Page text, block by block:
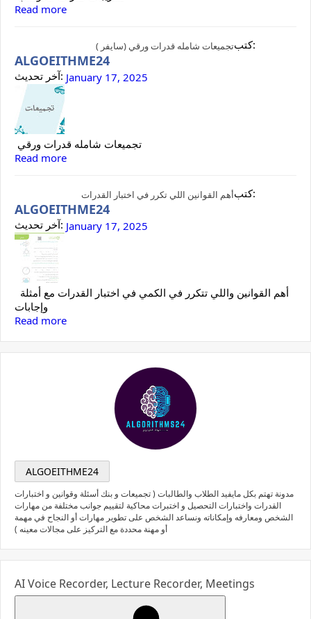
Read more
تجميعات شامله قدرات ورقي (سايفر ) كتب:
ALGOEITHME24
آخر تحديث: January 17, 2025
Read more
أهم القوانين اللي تكرر في اختبار القدرات كتب:
ALGOEITHME24
آخر تحديث: January 17, 2025
وإجابات
Read more
ALGOEITHME24
مدونة تهتم بكل مايفيد الطلاب والطالبات ( تجميعات و بنك أسئلة وقوانين و اختبارات
القدرات واختبارات التحصيل و اختبرات محاكية لتقييم جوانب مختلفة من مهارات
الشخص ومعارفه وإمكاناته ونساعد الشخص على تطوير مهارات أو النجاح في مهمة
أو مهنة محددة مع التركيز على مجالات معينه )
AI Voice Recorder, Lecture Recorder, Meetings